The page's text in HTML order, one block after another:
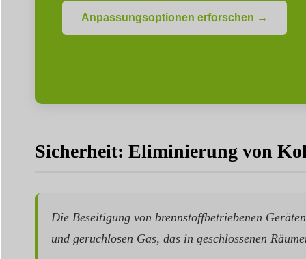
Anpassungsoptionen erforschen →
Sicherheit: Eliminierung von
Die Beseitigung von brennstoffbetriebenen
und geruchlosen Gas, das in geschlossenen